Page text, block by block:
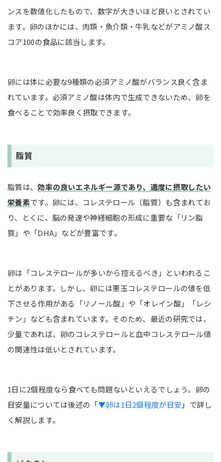
ンスを数値化したもので、数字が大きいほど良いとされてい
ます。卵のほかには、肉類・魚介類・牛乳などがアミノ酸ス
コア100の食品に該当します。
卵には体に必要な9種類の必須アミノ酸がバランス良く含ま
れています。必須アミノ酸は体内で生成できないため、卵を
食べることで効率良く摂取できます。
脂質
脂質は、効率の良いエネルギー源であり、適度に摂取したい
栄養素です。卵には、コレステロール（脂質）も含まれてお
り、とくに、脳の発達や神経細胞の形成に重要な「リン脂
質」や「DHA」などが豊富です。
卵は「コレステロールが多いから控えるべき」といわれるこ
とがあります。しかし、卵には悪玉コレステロールの値を低
下させる作用がある「リノール酸」や「オレイン酸」「レシ
チン」なども含まれています。そのため、最近の研究では、
少量であれば、卵のコレステロールと血中コレステロール値
の関連性は低いとされています。
1日に2個程度なら食べても問題ないといえるでしょう。卵の
目安量については後述の「▼卵は1日2個程度が目安」で詳し
く解説します。